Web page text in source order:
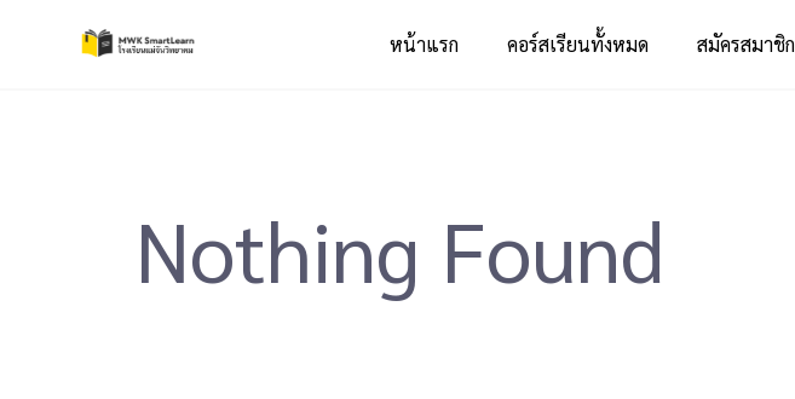
หน้าแรก คอร์สเรียนทั้งหมด สมัครสมาชิก
Nothing Found